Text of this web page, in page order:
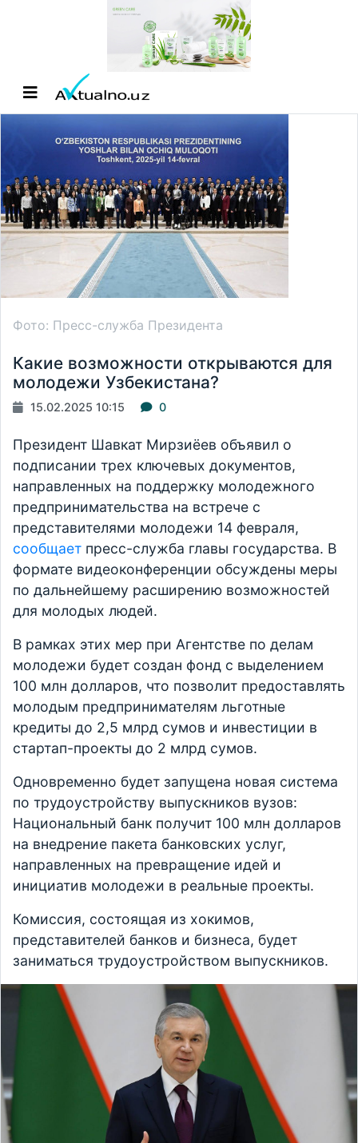
Фото: Пресс-служба Президента
Какие возможности открываются для
молодежи Узбекистана?
15.02.2025 10:15 0
Президент Шавкат Мирзиёев объявил о
подписании трех ключевых документов,
направленных на поддержку молодежного
предпринимательства на встрече с
представителями молодежи 14 февраля,
сообщает пресс-служба главы государства. В
формате видеоконференции обсуждены меры
по дальнейшему расширению возможностей
для молодых людей.
В рамках этих мер при Агентстве по делам
молодежи будет создан фонд с выделением
100 млн долларов, что позволит предоставлять
молодым предпринимателям льготные
кредиты до 2,5 млрд сумов и инвестиции в
стартап-проекты до 2 млрд сумов.
Одновременно будет запущена новая система
по трудоустройству выпускников вузов:
Национальный банк получит 100 млн долларов
на внедрение пакета банковских услуг,
направленных на превращение идей и
инициатив молодежи в реальные проекты.
Комиссия, состоящая из хокимов,
представителей банков и бизнеса, будет
заниматься трудоустройством выпускников.